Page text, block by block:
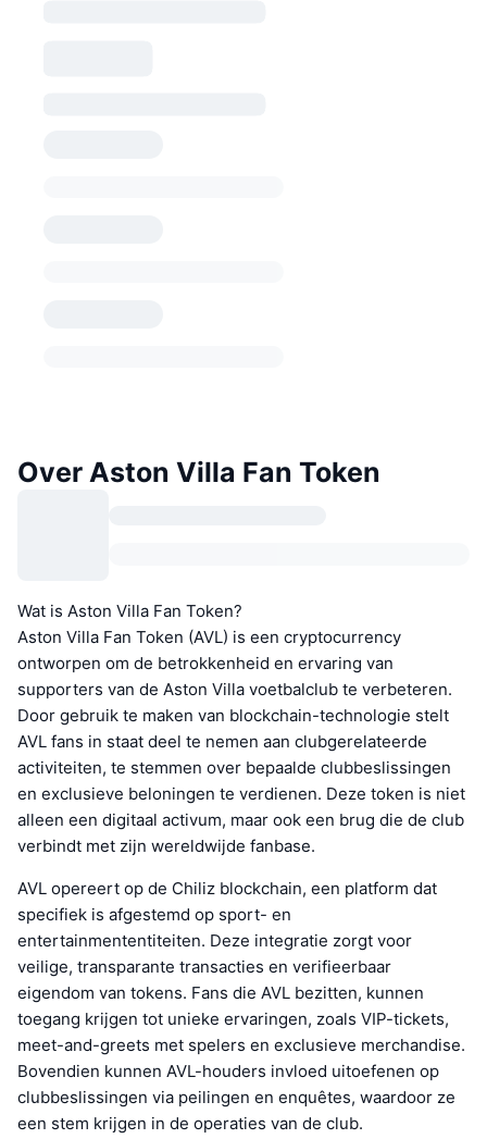
Over Aston Villa Fan Token
Wat is Aston Villa Fan Token?
Aston Villa Fan Token (AVL) is een cryptocurrency
ontworpen om de betrokkenheid en ervaring van
supporters van de Aston Villa voetbalclub te verbeteren.
Door gebruik te maken van blockchain-technologie stelt
AVL fans in staat deel te nemen aan clubgerelateerde
activiteiten, te stemmen over bepaalde clubbeslissingen
en exclusieve beloningen te verdienen. Deze token is niet
alleen een digitaal activum, maar ook een brug die de club
verbindt met zijn wereldwijde fanbase.
AVL opereert op de Chiliz blockchain, een platform dat
specifiek is afgestemd op sport- en
entertainmententiteiten. Deze integratie zorgt voor
veilige, transparante transacties en verifieerbaar
eigendom van tokens. Fans die AVL bezitten, kunnen
toegang krijgen tot unieke ervaringen, zoals VIP-tickets,
meet-and-greets met spelers en exclusieve merchandise.
Bovendien kunnen AVL-houders invloed uitoefenen op
clubbeslissingen via peilingen en enquêtes, waardoor ze
een stem krijgen in de operaties van de club.